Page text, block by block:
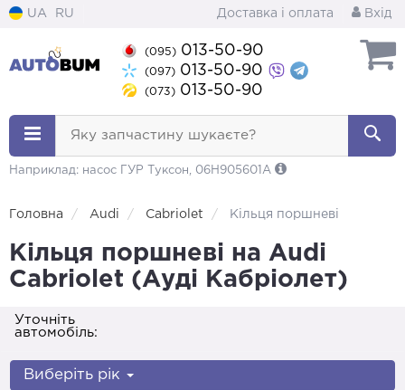
UA RU Доставка і оплата Вхід
(095) 013-50-90
(097) 013-50-90
(073) 013-50-90
Яку запчастину шукаєте?
Наприклад: насос ГУР Туксон, 06H905601A
Головна Audi Cabriolet Кільця поршневі
Кільця поршневі на Audi
Cabriolet (Ауді Кабріолет)
Уточніть
автомобіль:
Виберіть рік